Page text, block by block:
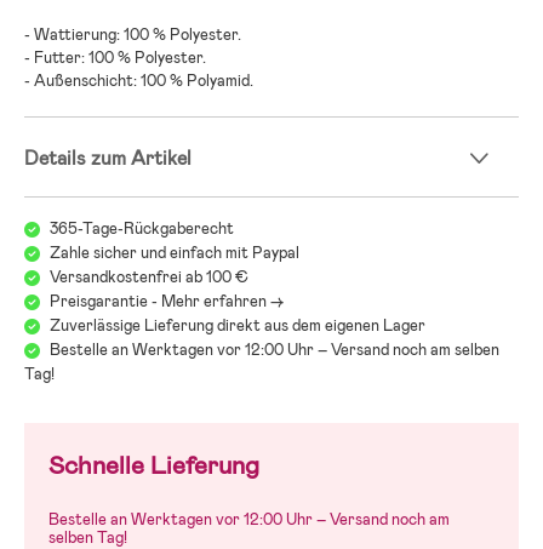
- Wattierung: 100 % Polyester.
- Futter: 100 % Polyester.
- Außenschicht: 100 % Polyamid.
Details zum Artikel
365-Tage-Rückgaberecht
Zahle sicher und einfach mit Paypal
Versandkostenfrei ab 100 €
Preisgarantie - Mehr erfahren ->
Zuverlässige Lieferung direkt aus dem eigenen Lager
Bestelle an Werktagen vor 12:00 Uhr – Versand noch am selben
Tag!
Schnelle Lieferung
Bestelle an Werktagen vor 12:00 Uhr – Versand noch am
selben Tag!